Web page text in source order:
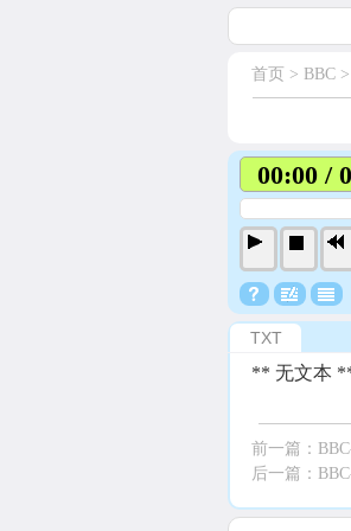
首页 > BBC >
00:00 /
TXT
** 无文本
前一篇：
后一篇：